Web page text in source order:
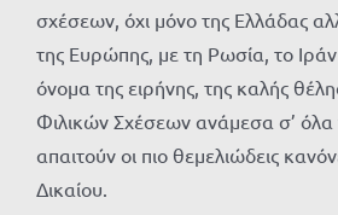
σχέσεων, όχι μόνο της Ελλάδας
της Ευρώπης, με τη Ρωσία, το
όνομα της ειρήνης, της καλής
Φιλικών Σχέσεων ανάμεσα σ’
απαιτούν οι πιο θεμελιώδεις
Δικαίου.